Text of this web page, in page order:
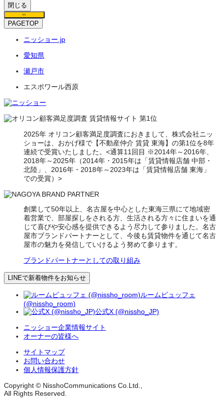
閉じる
保存
PAGETOP
ニッショー.jp
愛知県
瀬戸市
エスポワール西原
2025年 オリコン顧客満足度調査におきまして、株式会社ニッ
ショーは、おかげ様で【不動産仲介 賃貸 東海】の第1位を8年
連続で受賞いたしました。<通算11回目 ※2014年～2016年、
2018年～2025年（2014年・2015年は「賃貸情報店舗 中部・
北陸」、2016年・2018年～2023年は「賃貸情報店舗 東海」
での受賞）>
創業して50年以上、名古屋を中心とした東海三県にて地域密
着営業で、部屋探しをされる方、生活される方々に住まいを通
じて喜びや安心感を提供できるよう尽力して参りました。名古
屋市ブランドパートナーとして、今後も賃貸物件を通じて名古
屋市の魅力を発信していけるよう努めて参ります。
ブランドパートナーとしての取り組み
LINEで新着物件をお知らせ
ルームビュッフェ
(@nissho_room)
公式X (@nissho_JP)
ニッショー企業情報サイト
オーナーの皆様へ
サイトマップ
お問い合わせ
個人情報保護方針
Copyright © NisshoCommunications Co.Ltd.,
All Rights Reserved.